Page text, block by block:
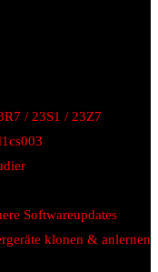
/ 23S1 / 23Z7
Softwareupdates
klonen & anlernen